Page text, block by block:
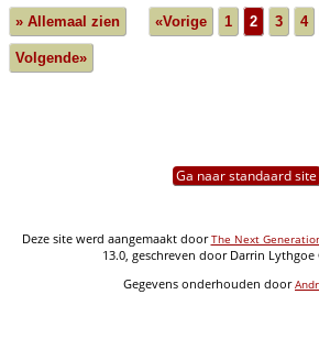
» Allemaal zien «Vorige 1 2 3 4
Volgende»
Ga naar standaard site
Deze site werd aangemaakt doorThe Next
13.0, geschreven door Darrin Lythgoe
Gegevens onderhouden door